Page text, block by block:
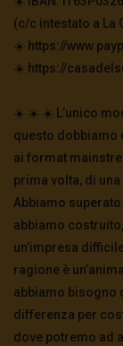
(c/c intestato a La
☀️ https://
☀️ https://
☀️ ☀️ ☀️ L’unico
questo dobbiamo
ai format
prima volta, di
Abbiamo
abbiamo
un’impresa
ragione è
abbiamo bisogno
differenza per
dove potremo ad